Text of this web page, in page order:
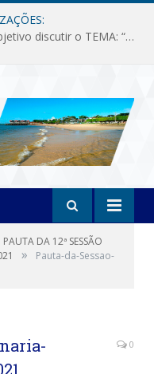
Audiência Pública que tem como objetivo discutir o TEMA: “Fornecimento de Energia Elétrica em Debate: Tarifas, Qualidade e Atendimento dos Serviços”
PAUTA DA 12ª SESSÃO
»
Pauta-da-Sessao-
0